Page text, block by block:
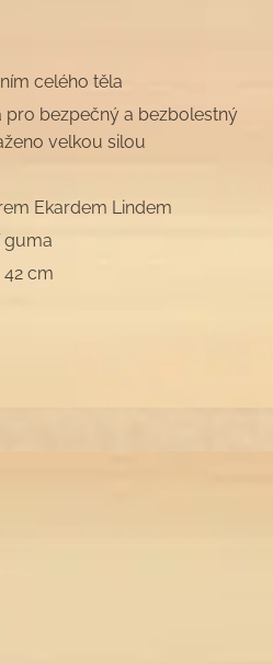
celého těla
pro bezpečný a bezbolestný
velkou silou
Ekardem Lindem
guma
cm